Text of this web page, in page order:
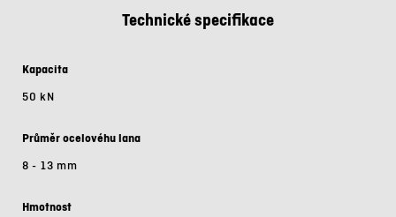
Technické specifikace
Kapacita
50 kN
Průměr ocelovéhu lana
8 - 13 mm
Hmotnost